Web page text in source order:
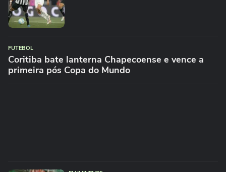
FUTEBOL
Coritiba bate lanterna Chapecoense e vence a
primeira pós Copa do Mundo